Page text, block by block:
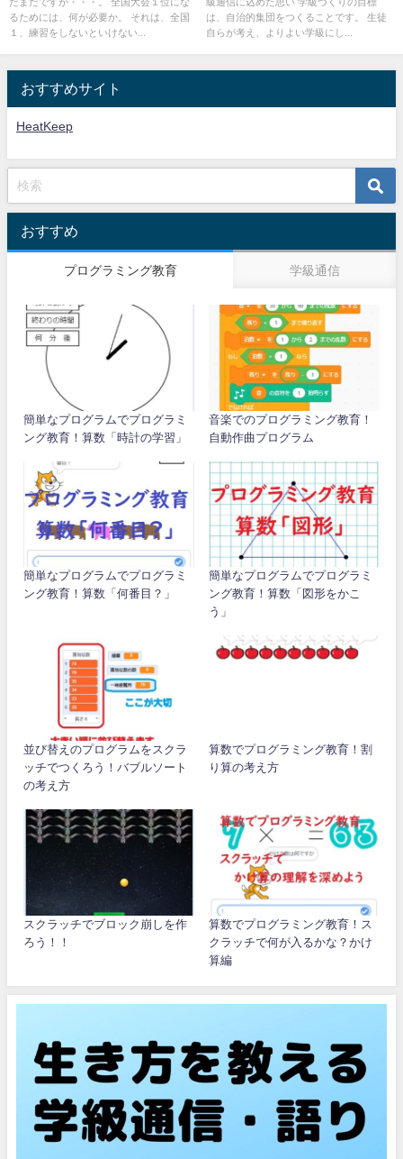
るためには、何が必要か。 それは、全国
１、練習をしないといけない...
は、自治的集団をつくることです。 生徒
自らが考え、よりよい学級にし...
おすすめサイト
HeatKeep
おすすめ
プログラミング教育 学級通信
簡単なプログラムでプログラミ
ング教育！算数「時計の学習」
音楽でのプログラミング教育！
自動作曲プログラム
簡単なプログラムでプログラミ
ング教育！算数「何番目？」
簡単なプログラムでプログラミ
ング教育！算数「図形をかこ
う」
並び替えのプログラムをスクラ
ッチでつくろう！バブルソート
の考え方
算数でプログラミング教育！割
り算の考え方
スクラッチでブロック崩しを作
ろう！！
算数でプログラミング教育！ス
クラッチで何が入るかな？かけ
算編